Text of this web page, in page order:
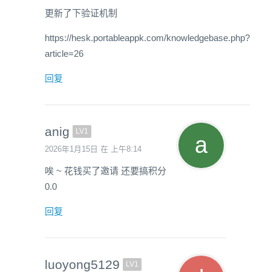
更新了下验证机制
https://hesk.portableappk.com/knowledgebase.php?
article=26
回复
anig LV1
2026年1月15日 在 上午8:14
唉 ~ 花钱买了邀请 还要搞积分
0.0
回复
luoyong5129 LV1